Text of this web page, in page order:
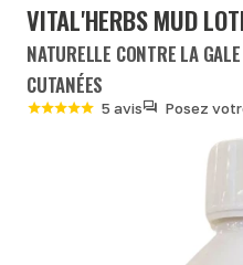
VITAL'HERBS MUD
NATURELLE CONTRE LA
CUTANÉES
5 avis Posez